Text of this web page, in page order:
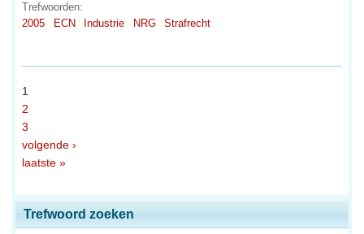
Trefwoorden:
2005
ECN Industrie NRG Strafrecht
1
2
3
volgende ›
laatste »
Trefwoord zoeken